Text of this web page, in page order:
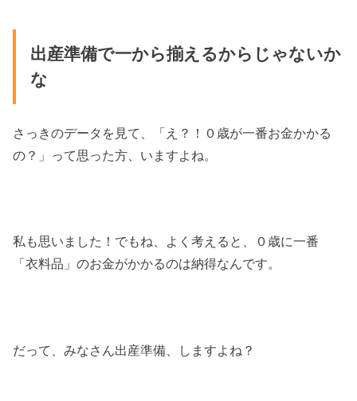
出産準備で一から揃えるからじゃないか
な
さっきのデータを見て、「え？！０歳が一番お金かかる
の？」って思った方、いますよね。
私も思いました！でもね、よく考えると、０歳に一番
「衣料品」のお金がかかるのは納得なんです。
だって、みなさん出産準備、しますよね？